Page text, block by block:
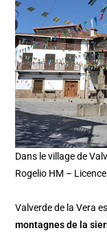
Dans le village de
Rogelio HM –
Valverde de la Vera
montagnes de la